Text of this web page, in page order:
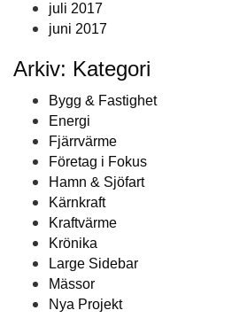
juli 2017
juni 2017
Arkiv: Kategori
Bygg & Fastighet
Energi
Fjärrvärme
Företag i Fokus
Hamn & Sjöfart
Kärnkraft
Kraftvärme
Krönika
Large Sidebar
Mässor
Nya Projekt